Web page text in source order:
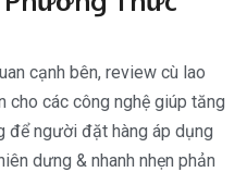
cạnh bên, review cù lao
cho các công nghệ giúp tăng
để người đặt hàng áp dụng
dưng & nhanh nhẹn phản